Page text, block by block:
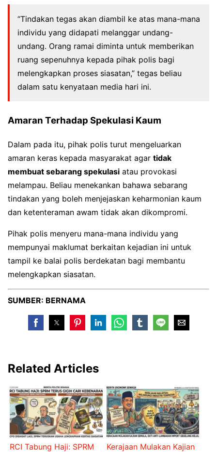
“Tindakan tegas akan diambil ke atas mana-mana
individu yang didapati melanggar undang-
undang. Orang ramai diminta untuk memberikan
ruang sepenuhnya kepada pihak polis bagi
melengkapkan proses siasatan,” tegas beliau
dalam satu kenyataan media hari ini.
Amaran Terhadap Spekulasi Kaum
Dalam pada itu, pihak polis turut mengeluarkan
amaran keras kepada masyarakat agar tidak
membuat sebarang spekulasi atau provokasi
melampau. Beliau menekankan bahawa sebarang
tindakan yang boleh menjejaskan keharmonian kaum
dan ketenteraman awam tidak akan dikompromi.
Pihak polis menyeru mana-mana individu yang
mempunyai maklumat berkaitan kejadian ini untuk
tampil ke balai polis berdekatan bagi membantu
melengkapkan siasatan.
SUMBER: BERNAMA
Related Articles
RCI Tabung Haji: SPRM
Kerajaan Mulakan Kajian